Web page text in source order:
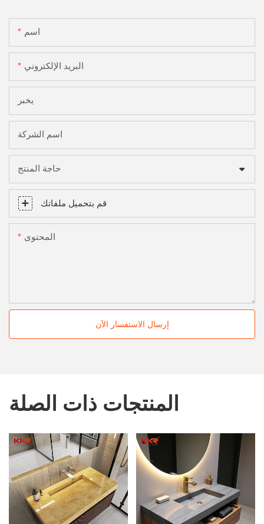
اسم
البريد الإلكتروني
يخبر
اسم الشركة
حاجة المنتج
قم بتحميل ملفاتك
المحتوى
إرسال الاستفسار الآن
المنتجات ذات الصلة